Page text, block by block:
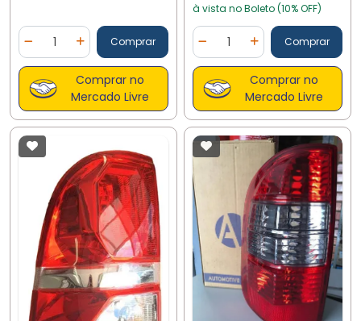
Diminuir Quantidade
Quantidade
Adicionar Quantidade
Comprar
Comprar no
Mercado Livre
à vista no Boleto (10% OFF)
Diminuir Quantidade
Quantidade
AdicionarComprar
Comprar no
Mercado Livre